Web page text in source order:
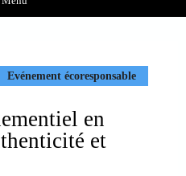
Evénement écoresponsable
en
et